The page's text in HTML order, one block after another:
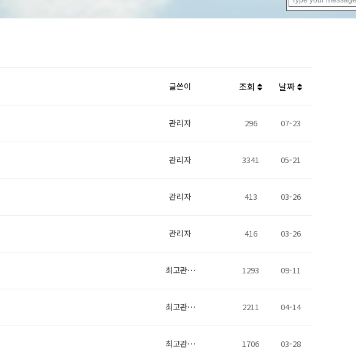
글쓴이 조회 날짜
관리자 296 07-23
관리자 3341 05-21
관리자 413 03-26
관리자 416 03-26
최고관… 1293 09-11
최고관… 2211 04-14
최고관… 1706 03-28